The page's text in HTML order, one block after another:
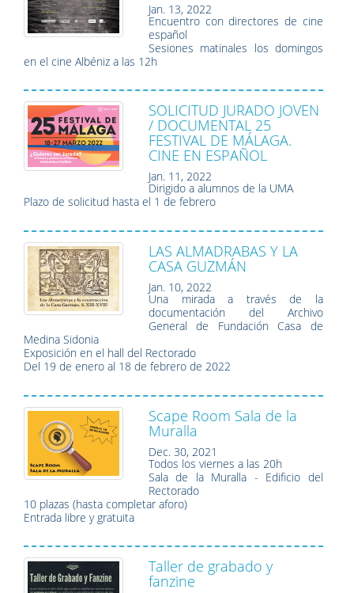
Jan. 13, 2022
Encuentro con directores de cine
español
Sesiones matinales los domingos
en el cine Albéniz a las 12h
SOLICITUD JURADO JOVEN
/ DOCUMENTAL 25
FESTIVAL DE MÁLAGA.
CINE EN ESPAÑOL
Jan. 11, 2022
Dirigido a alumnos de la UMA
Plazo de solicitud hasta el 1 de febrero
LAS ALMADRABAS Y LA
CASA GUZMÁN
Jan. 10, 2022
Una mirada a través de la
documentación del Archivo
General de Fundación Casa de
Medina Sidonia
Exposición en el hall del Rectorado
Del 19 de enero al 18 de febrero de 2022
Scape Room Sala de la
Muralla
Dec. 30, 2021
Todos los viernes a las 20h
Sala de la Muralla - Edificio del
Rectorado
10 plazas (hasta completar aforo)
Entrada libre y gratuita
Taller de grabado y
fanzine